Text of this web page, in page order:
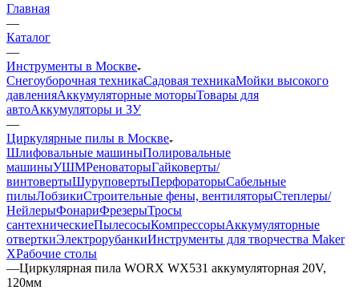
Главная
—
Каталог
—
Инструменты в Москве
Снегоуборочная техникаСадовая техникаМойки высокого
давленияАккумуляторные моторыТовары для
автоАккумуляторы и ЗУ
—
Циркулярные пилы в Москве
Шлифовальные машиныПолировальные
машиныУШМРеноваторыГайковерты/
винтовертыШуруповертыПерфораторыСабельные
пилыЛобзикиСтроительные фены, вентиляторыСтеплеры/
НейлерыФонариФрезерыТросы
сантехническиеПылесосыКомпрессорыАккумуляторные
отверткиЭлектрорубанкиИнструменты для творчества Maker
XРабочие столы
—Циркулярная пила WORX WX531 аккумуляторная 20V,
120мм